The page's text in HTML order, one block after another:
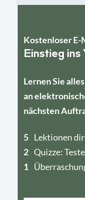
Kostenloser
Einstieg
Lernen Sie
an
nächsten
5 Lektionen
2 Quizze:
1
4
1